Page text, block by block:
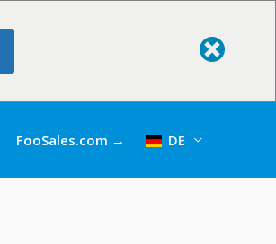
FooSales.com → DE